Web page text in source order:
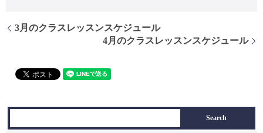
3月のクラスレッスンスケジュール
4月のクラスレッスンスケジュール